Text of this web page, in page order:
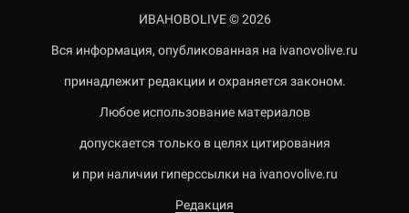
ИВАНОВОLIVE © 2026
Вся информация, опубликованная на ivanovolive.ru
принадлежит редакции и охраняется законом.
Любое использование материалов
допускается только в целях цитирования
и при наличии гиперссылки на ivanovolive.ru
Редакция